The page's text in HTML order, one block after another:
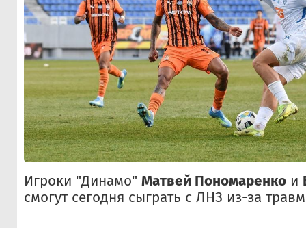
Игроки "Динамо" Матвей Пономаренко и
смогут сегодня сыграть с ЛНЗ из-за